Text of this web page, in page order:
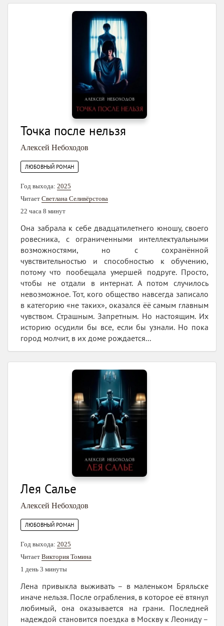
Точка после нельзя
Алексей Небоходов
ЛЮБОВНЫЙ РОМАН
Год выхода: 2025
Читает Светлана Селивёрстова
22 часа 8 минут
Она забрала к себе двадцатилетнего юношу, своего
ровесника, с ограниченными интеллектуальными
возможностями, но с сохранённой
чувствительностью и способностью к обучению,
потому что пообещала умершей подруге. Просто,
чтобы не отдали в интернат. А потом случилось
невозможное. Тот, кого общество навсегда записало
в категорию «не таких», оказался ёё самым главным
чувством. Страшным. Запретным. Но настоящим. Их
историю осудили бы все, если бы узнали. Но пока
город молчит, в их доме рождается...
Лея Салье
Алексей Небоходов
ЛЮБОВНЫЙ РОМАН
Год выхода: 2025
Читает Виктория Томина
1 день 3 минуты
Лена привыкла выживать – в маленьком Бряльске
иначе нельзя. После ограбления, в которое её втянул
любимый, она оказывается на грани. Последней
надеждой становится поездка в Москву к Леониду –